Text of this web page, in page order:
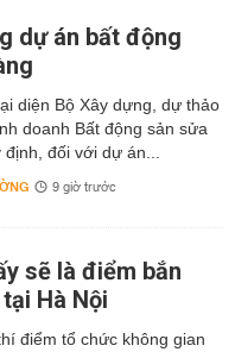
dự án bất động
diện Bộ Xây dựng, dự thảo
doanh Bất động sản sửa
đối với dự án...
9 giờ trước
sẽ là điểm bắn
Hà Nội
điểm tổ chức không gian